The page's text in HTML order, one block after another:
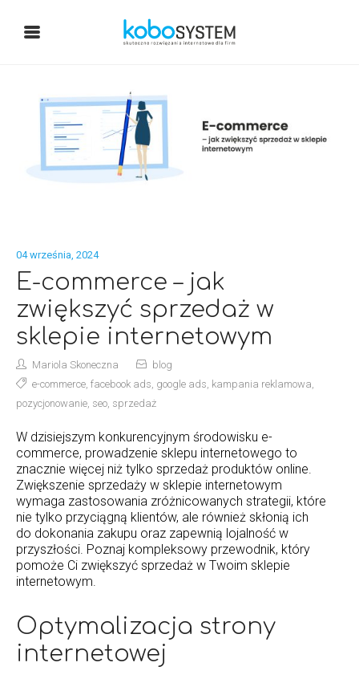
04 września, 2024
E-commerce – jak
zwiększyć sprzedaż w
sklepie internetowym
Mariola Skoneczna
blog
e-commerce, facebook ads, google ads, kampania reklamowa,
pozycjonowanie, seo, sprzedaż
W dzisiejszym konkurencyjnym środowisku e-
commerce, prowadzenie sklepu internetowego to
znacznie więcej niż tylko sprzedaż produktów online.
Zwiększenie sprzedaży w sklepie internetowym
wymaga zastosowania zróżnicowanych strategii, które
nie tylko przyciągną klientów, ale również skłonią ich
do dokonania zakupu oraz zapewnią lojalność w
przyszłości. Poznaj kompleksowy przewodnik, który
pomoże Ci zwiększyć sprzedaż w Twoim sklepie
internetowym.
Optymalizacja strony
internetowej